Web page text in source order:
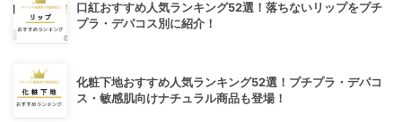
口紅おすすめ人気ランキング52選！落ちないリップをプチ
プラ・デパコス別に紹介！
化粧下地おすすめ人気ランキング52選！プチプラ・デパコ
ス・敏感肌向けナチュラル商品も登場！